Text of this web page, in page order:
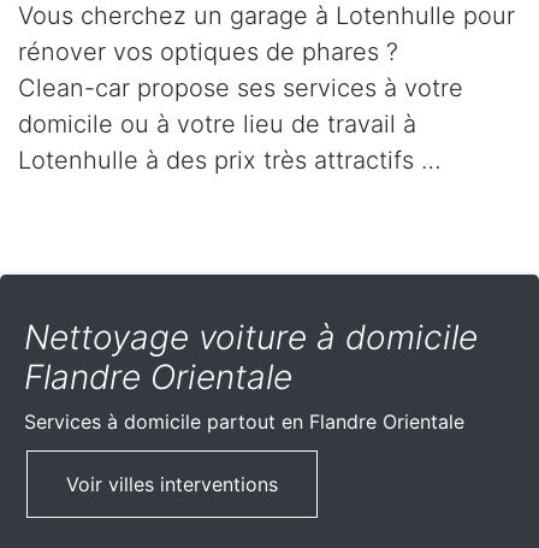
Vous cherchez un garage à Lotenhulle pour
rénover vos optiques de phares ?
Clean-car propose ses services à votre
domicile ou à votre lieu de travail à
Lotenhulle à des prix très attractifs …
Nettoyage voiture à domicile
Flandre Orientale
Services à domicile partout en Flandre Orientale
Voir villes interventions